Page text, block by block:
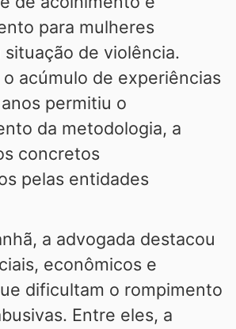
para mulheres
situação de violência.
acúmulo de experiências
permitiu o
da metodologia, a
concretos
pelas entidades
a advogada destacou
econômicos e
dificultam o rompimento
Entre eles, a